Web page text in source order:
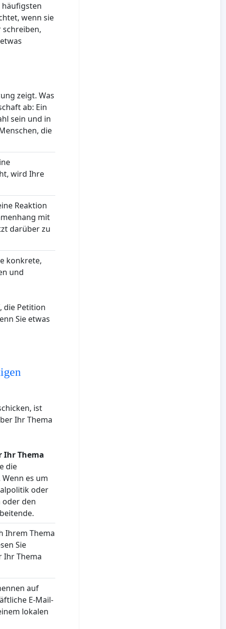
häufigsten
wenn sie
zeigt. Was
ab: Ein
sein und in
die
wird Ihre
Reaktion
mit
darüber zu
konkrete,
und
die Petition
Sie etwas
ist
Ihr Thema
Ihr Thema
die
es um
oder
den
Ihrem Thema
Sie
Ihr Thema
auf
E-Mail-
lokalen